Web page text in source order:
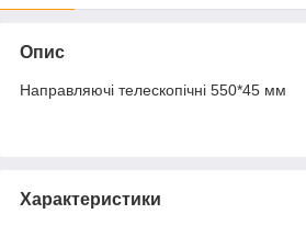
Опис
Направляючі телескопічні 550*45 мм
Характеристики